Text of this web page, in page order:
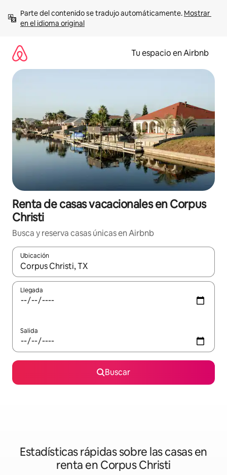
contenido
Parte del contenido se tradujo automáticamente. Mostrar
en el idioma original
Tu espacio en Airbnb
Renta de casas vacacionales en Corpus
Christi
Busca y reserva casas únicas en Airbnb
Ubicación
Cuando los resultados estén disponibles, podrás navegar
Llegada
Salida
Buscar
Estadísticas rápidas sobre las casas en
renta en Corpus Christi